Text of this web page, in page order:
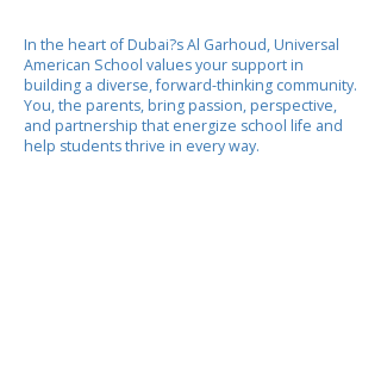
In the heart of Dubai?s Al Garhoud, Universal
American School values your support in
building a diverse, forward-thinking community.
You, the parents, bring passion, perspective,
and partnership that energize school life and
help students thrive in every way.